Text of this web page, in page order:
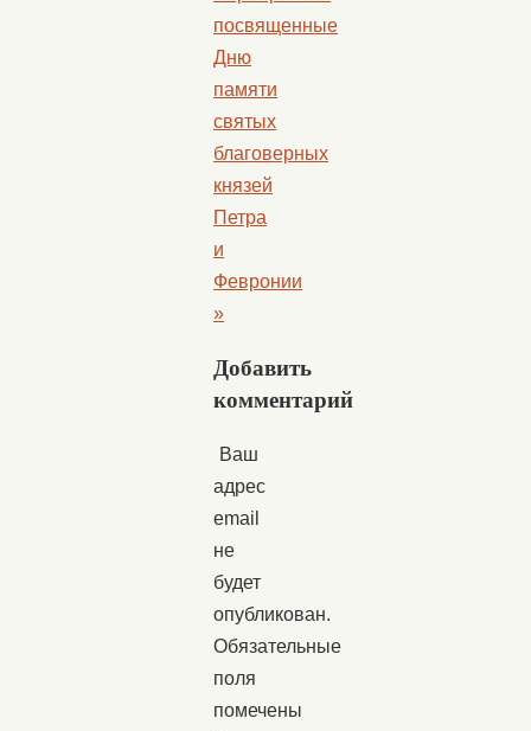
посвященные
Дню
памяти
святых
благоверных
князей
Петра
и
Февронии
»
Добавить
комментарий
Ваш
адрес
email
не
будет
опубликован.
Обязательные
поля
помечены